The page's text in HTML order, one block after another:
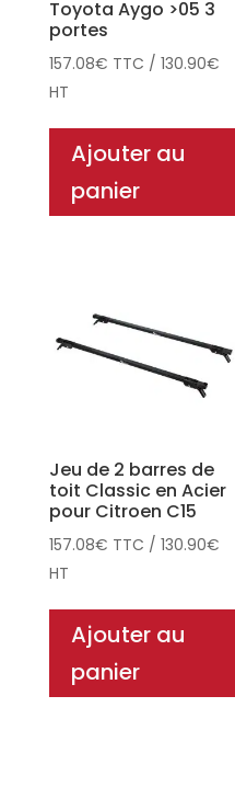
Toyota Aygo >05 3
portes
157.08€ TTC / 130.90€
HT
Ajouter au
panier
Jeu de 2 barres de
toit Classic en Acier
pour Citroen C15
157.08€ TTC / 130.90€
HT
Ajouter au
panier